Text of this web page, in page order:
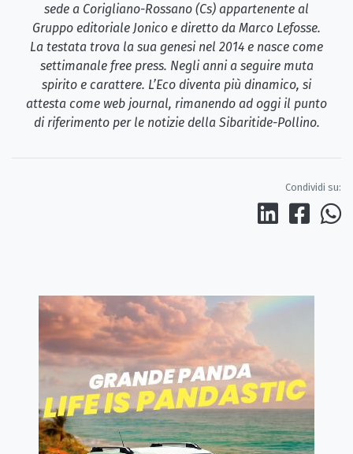
sede a Corigliano-Rossano (Cs) appartenente al
Gruppo editoriale Jonico e diretto da Marco Lefosse.
La testata trova la sua genesi nel 2014 e nasce come
settimanale free press. Negli anni a seguire muta
spirito e carattere. L’Eco diventa più dinamico, si
attesta come web journal, rimanendo ad oggi il punto
di riferimento per le notizie della Sibaritide-Pollino.
Condividi su: